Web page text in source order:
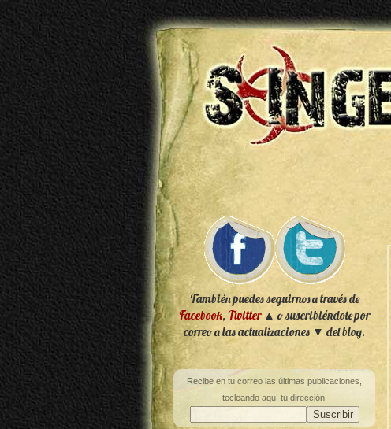
También puedes seguirnos a través de
Facebook,Twitter▲ o suscribiéndote por
correo a las actualizaciones ▼ del blog.
Recibe en tu correo las últimas publicaciones,
tecleando aquí tu dirección.